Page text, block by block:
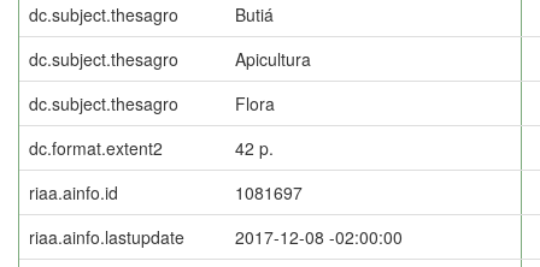
dc.subject.thesagro
Butiá
dc.subject.thesagro
Apicultura
dc.subject.thesagro
Flora
dc.format.extent2
42 p.
riaa.ainfo.id
1081697
riaa.ainfo.lastupdate
2017-12-08 -02:00:00